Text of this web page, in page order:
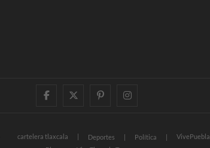
facebooktwitter
pinterestinstagram
cartelera tlaxcala Deportes Política VivePuebla